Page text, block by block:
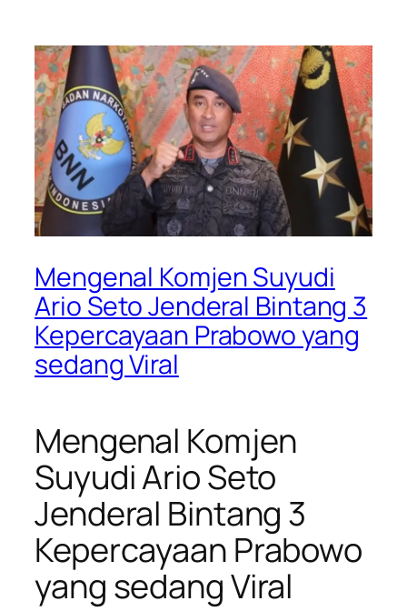
Mengenal Komjen Suyudi
Ario Seto Jenderal Bintang 3
Kepercayaan Prabowo yang
sedang Viral
Mengenal Komjen
Suyudi Ario Seto
Jenderal Bintang 3
Kepercayaan Prabowo
yang sedang Viral